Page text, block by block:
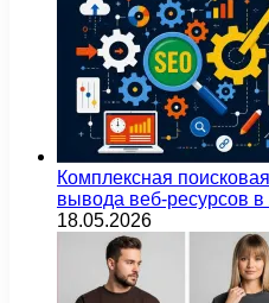
Комплексная
вывода веб-ресурсов
18.05.2026